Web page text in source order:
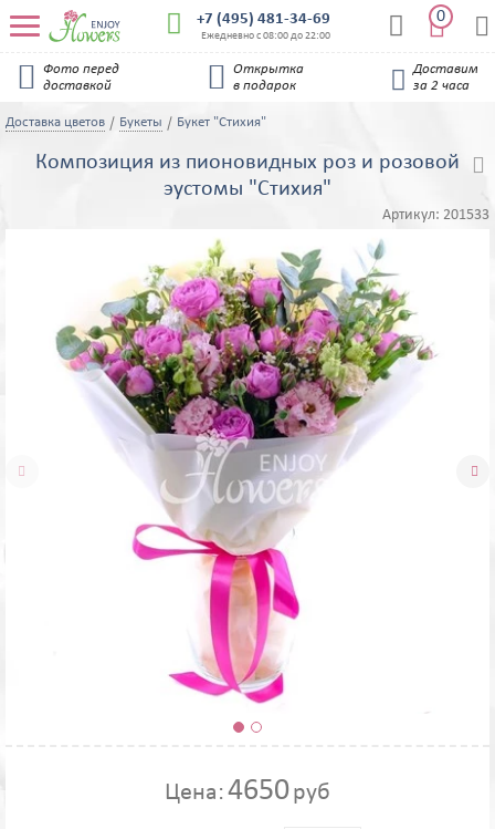
 +7 (495) 481-34-69
Ежедневно с 08:00 до 22:00  
0 

Фото перед
доставкой

Открытка
в подарок

Доставим
за 2 часа
Доставка цветов Букеты Букет "Стихия"
Композиция из пионовидных роз и розовой
эустомы "Стихия"
Артикул: 201533
 
Цена: 4650руб
